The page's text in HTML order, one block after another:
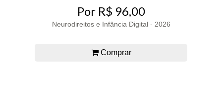
Por R$ 96,00
Neurodireitos e Infância Digital - 2026
Comprar